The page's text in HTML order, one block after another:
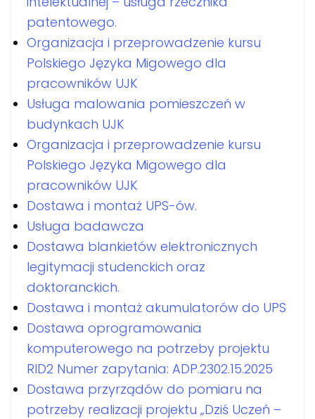
patentowego.
Organizacja i przeprowadzenie kursu
Polskiego Języka Migowego dla
pracowników UJK
Usługa malowania pomieszczeń w
budynkach UJK
Organizacja i przeprowadzenie kursu
Polskiego Języka Migowego dla
pracowników UJK
Dostawa i montaż UPS-ów.
Usługa badawcza
Dostawa blankietów elektronicznych
legitymacji studenckich oraz
doktoranckich.
Dostawa i montaż akumulatorów do UPS
Dostawa oprogramowania
komputerowego na potrzeby projektu
RID2 Numer zapytania: ADP.2302.15.2025
Dostawa przyrządów do pomiaru na
potrzeby realizacji projektu „Dziś Uczeń –